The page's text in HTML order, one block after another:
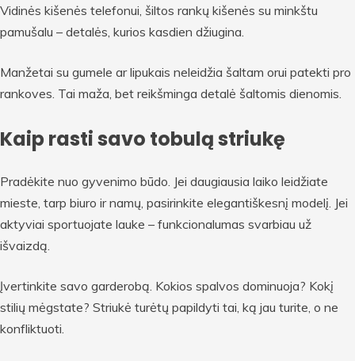
Vidinės kišenės telefonui, šiltos rankų kišenės su minkštu
pamušalu – detalės, kurios kasdien džiugina.
Manžetai su gumele ar lipukais neleidžia šaltam orui patekti pro
rankoves. Tai maža, bet reikšminga detalė šaltomis dienomis.
Kaip rasti savo tobulą striukę
Pradėkite nuo gyvenimo būdo. Jei daugiausia laiko leidžiate
mieste, tarp biuro ir namų, pasirinkite elegantiškesnį modelį. Jei
aktyviai sportuojate lauke – funkcionalumas svarbiau už
išvaizdą.
Įvertinkite savo garderobą. Kokios spalvos dominuoja? Kokį
stilių mėgstate? Striukė turėtų papildyti tai, ką jau turite, o ne
konfliktuoti.